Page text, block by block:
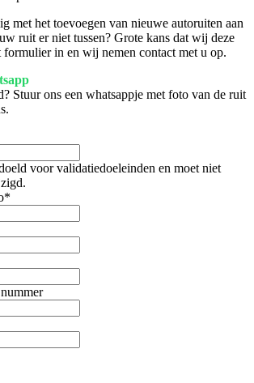
met het toevoegen van nieuwe autoruiten aan
ruit er niet tussen? Grote kans dat wij deze
in en wij nemen contact met u op.
Stuur ons een whatsappje met foto van de ruit
voor validatiedoeleinden en moet niet
*